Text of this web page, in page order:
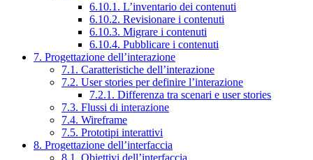
6.10.1. L’inventario dei contenuti
6.10.2. Revisionare i contenuti
6.10.3. Migrare i contenuti
6.10.4. Pubblicare i contenuti
7. Progettazione dell’interazione
7.1. Caratteristiche dell’interazione
7.2. User stories per definire l’interazione
7.2.1. Differenza tra scenari e user stories
7.3. Flussi di interazione
7.4. Wireframe
7.5. Prototipi interattivi
8. Progettazione dell’interfaccia
8.1. Obiettivi dell’interfaccia